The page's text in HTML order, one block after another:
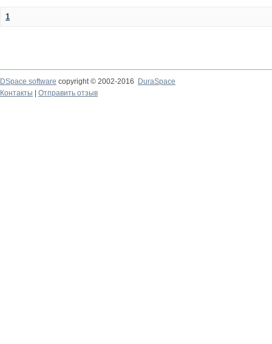
1
DSpace software copyright © 2002-2016
DuraSpace
Контакты
Отправить отзыв